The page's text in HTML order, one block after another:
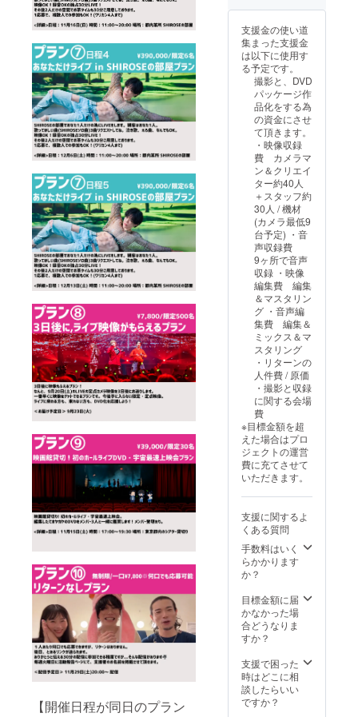
【開催日程が同日のプラン
谷にて開催
される。
@gmail
.comか
ら、
CAMPF
IREに登
録され
ている
メール
アドレ
ス宛に
お送り
致しま
す。
ます。
なお、
その場
合でも
ご予約
のキャ
ンセ
ル、返
金はで
きかね
ますの
で、ご
了承の
うえご
支援い
ただけ
ますと
幸いで
す。 ③
当日の
詳細
は、
wj.mad
oguchi
@gmail
.comか
ら、
CAMPF
IREに登
録され
ている
メール
アドレ
ス宛に
お送り
致しま
す。
支援し
まし
た」と
記載を
お願い
致しま
す。 そ
の他の
お客様
に関し
ては、
ご希望
の時間
を承る
ことは
可能で
すが、
スケ
ジュー
ルの都
合によ
りご希
望に添
えない
場合が
ござい
ます。
なお、
その場
合でも
ご予約
のキャ
ンセ
ル、返
金はで
きかね
ますの
で、ご
了承の
支援い
ただけ
ますと
幸いで
詳細
は、
wj.mad
.comか
ら、
CAMPF
IREに登
CAMPF
IREに登
録され
ている
メール
アドレ
ス宛に
お送り
致しま
す。 ③
希望の
時間を
お伺い
する事
は可能
です
が、ス
ケ
ジュー
ルの都
合によ
りご希
望に添
えない
場合が
ござい
ます。
なお、
その場
合でも
ご予約
のキャ
ンセ
ル、返
金はで
きかね
ますの
で、ご
了承の
支援い
ただけ
ますと
幸いで
実施日
程が同
日のプ
ラン
を、両
方ご支
援いた
だける
場合
は、 優
先して
時間を
調整致
します
ので、
備考欄
にご記
載くだ
さい。
例)
11/15の
あなた
だけラ
イブと
11/15G
ASHIM
Aドライ
ブ会を
両方支
援する
方。 備
考欄に
「11/15
のあな
ただけ
ライブ
と
11/15G
ASHIM
ブ会を
両方支
援しま
した」
い致し
ます。
その他
して
は、ご
希望の
時間を
で、複
数人で
の参加
もOK！
(ワリカ
ン4人ま
で) <日
程・場
所> 日
程：11
月16日
(日)
11:00～
20:00
場所：
都内某
所
SHIRO
SEの部
屋 <備
考>
①SHIR
OSEに
歌って
ほしい
曲
(SHIRO
SEソロ
曲)を3
曲備考
欄にご
記載く
ださ
い。 ②
当日の
詳細
は、
wj.mad
oguchi
.comか
ら、
CAMPF
IREに登
メール
アドレ
ス宛に
す。 ③
希望の
時間を
お伺い
日(土)
19:30
場所：
都内某
所のシ
アター
<備考>
①当日
の詳細
は、
wj.mad
oguchi
@gmail
.comか
ら、
CAMPF
IREに登
録され
ている
メール
アドレ
ス宛に
お送り
致しま
す。
支援金の使い道
集まった支援金
は以下に使用す
る予定です。
撮影と、DVD
パッケージ作
品化をする為
の資金にさせ
て頂きます。
・映像収録
費 カメラマ
ン＆クリエイ
ター約40人
＋スタッフ約
30人 / 機材
(カメラ最低9
台予定) ・音
声収録費
9ヶ所で音声
収録 ・映像
編集費 編集
＆マスタリン
グ ・音声編
集費 編集＆
ミックス＆マ
スタリング
・リターンの
人件費 / 原価
・撮影と収録
に関する会場
費
※目標金額を超
えた場合はプロ
ジェクトの運営
費に充てさせて
いただきます。
支援に関するよ
くある質問
手数料はいく
らかかります
か？
目標金額に届
かなかった場
合どうなりま
すか？
支援で困った
時はどこに相
談したらいい
ですか？